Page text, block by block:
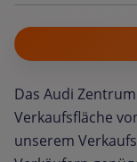
Das Audi
Verkaufsfläche
unserem